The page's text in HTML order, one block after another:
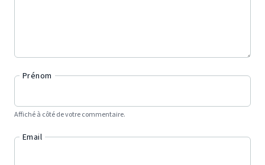
Prénom
Affiché à côté de votre commentaire.
Email